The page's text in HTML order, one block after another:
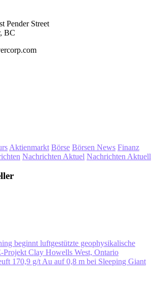
Pender Street
BC
Aktienmarkt Börse Börsen News Finanz
Nachrichten Aktuel Nachrichten Aktuell
beginnt luftgestützte geophysikalische
Projekt Clay Howells West, Ontario
170,9 g/t Au auf 0,8 m bei Sleeping Giant